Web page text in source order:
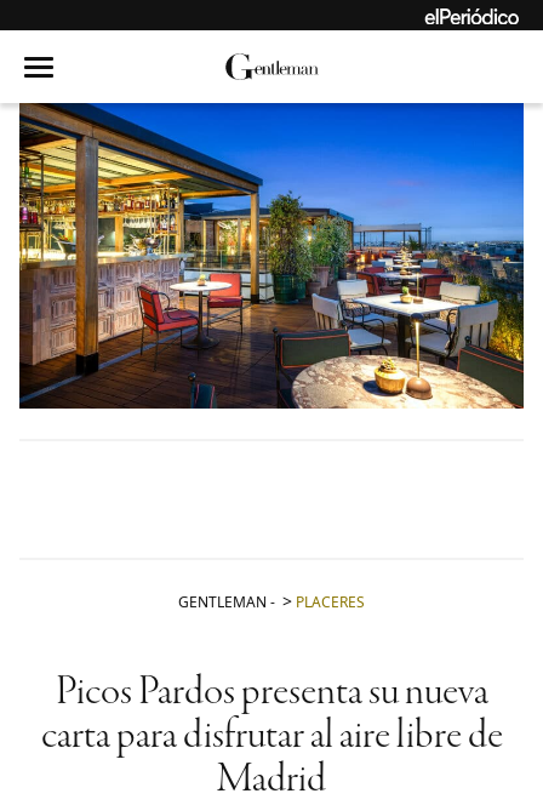
GENTLEMAN - PLACERES
Picos Pardos presenta su nueva
carta para disfrutar al aire libre de
Madrid